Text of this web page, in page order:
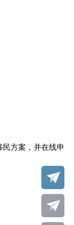
方案，并在线申